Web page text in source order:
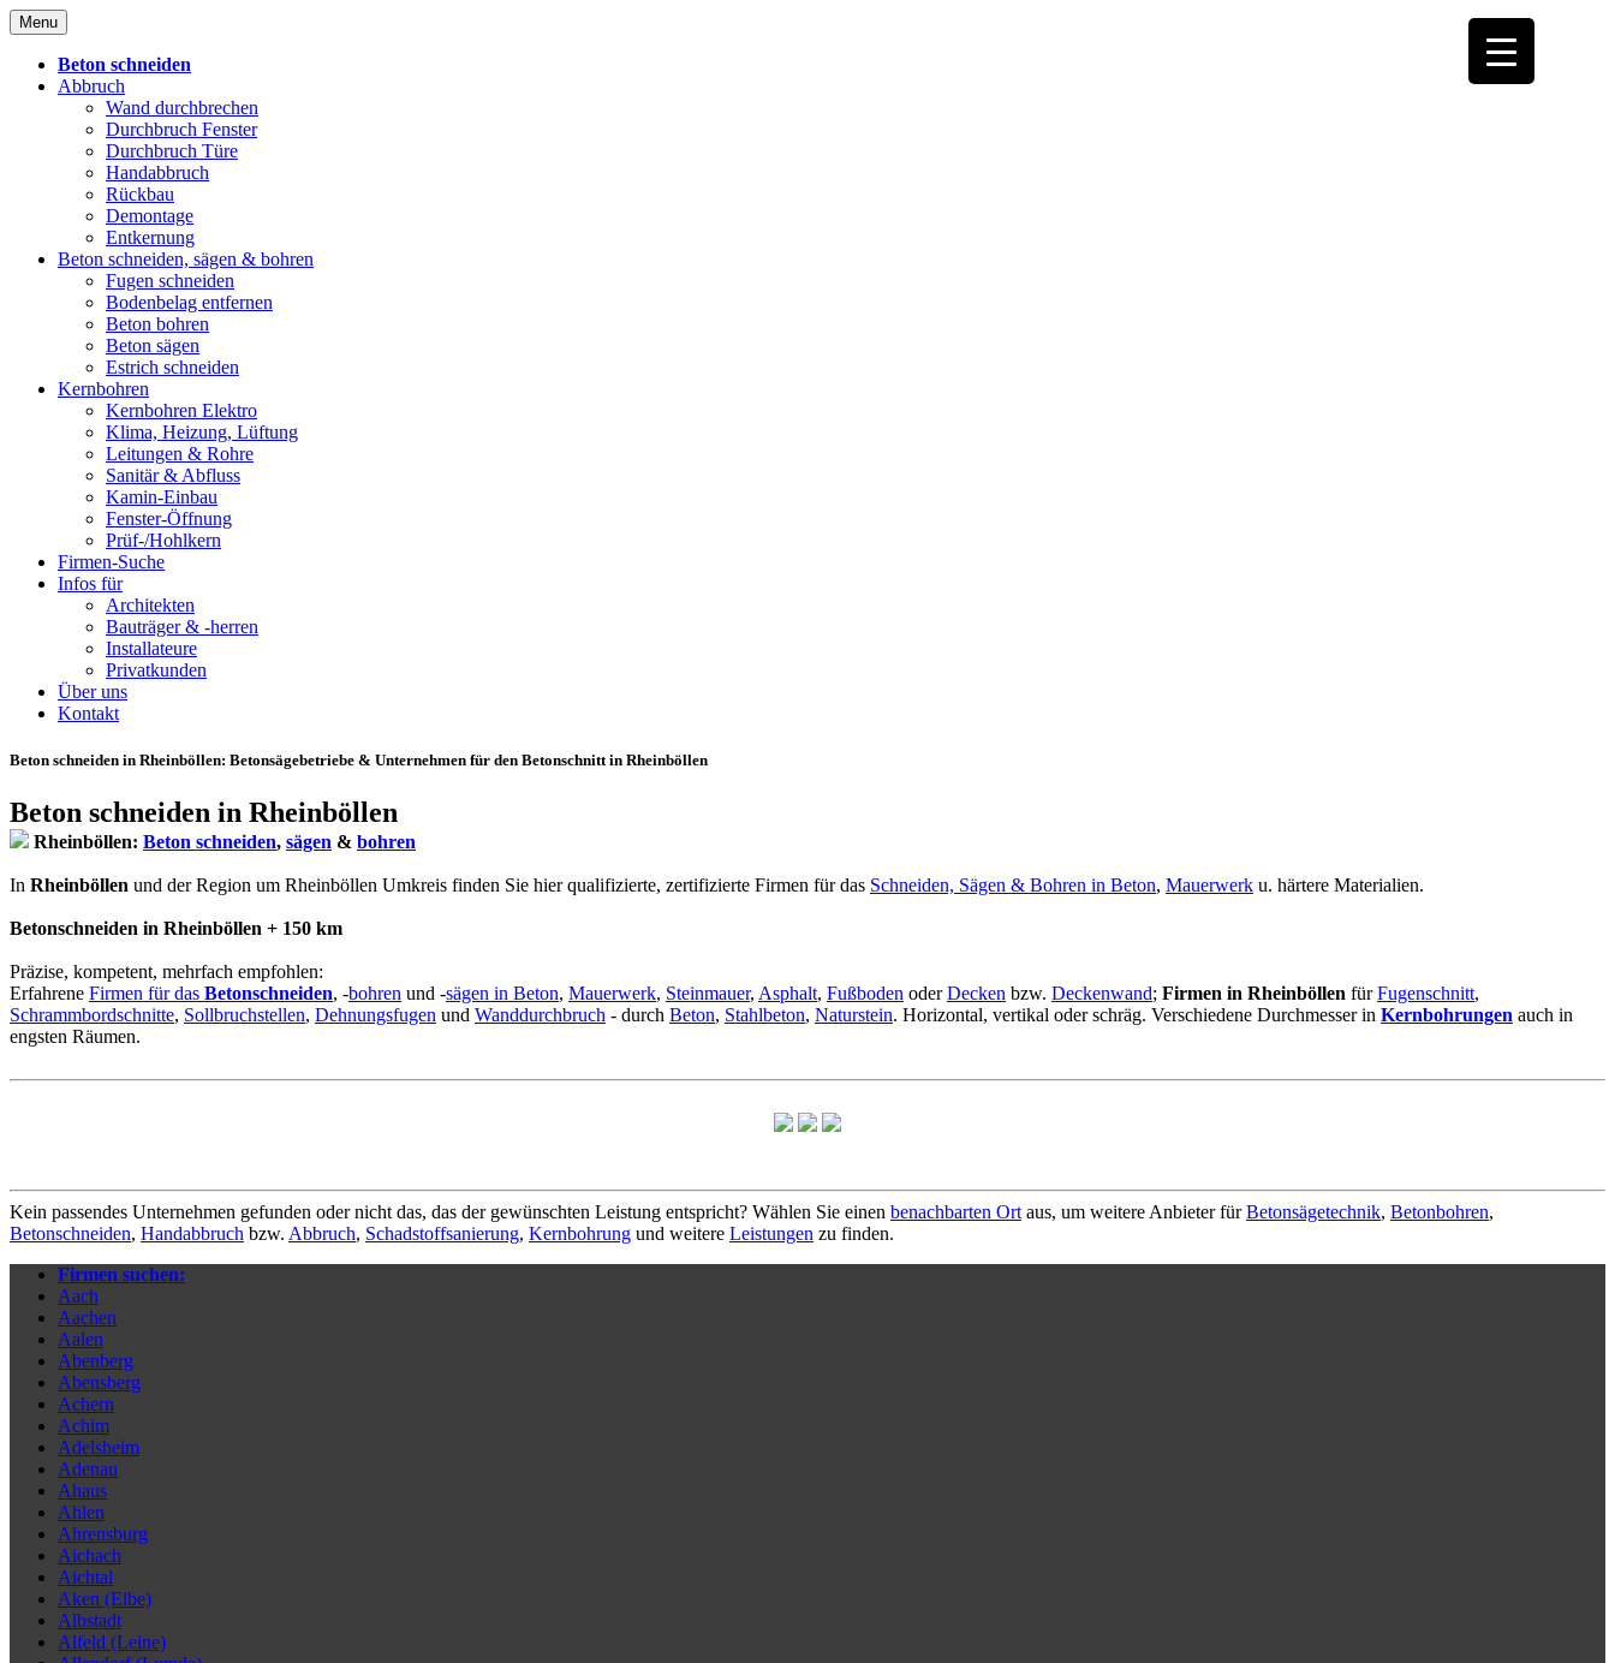
Skip
to
content
Menu
Beton schneiden
Abbruch
Wand durchbrechen
Durchbruch Fenster
Durchbruch Türe
Handabbruch
Rückbau
Demontage
Entkernung
Beton schneiden, sägen & bohren
Fugen schneiden
Bodenbelag entfernen
Beton bohren
Beton sägen
Estrich schneiden
Kernbohren
Kernbohren Elektro
Klima, Heizung, Lüftung
Leitungen & Rohre
Sanitär & Abfluss
Kamin-Einbau
Fenster-Öffnung
Prüf-/Hohlkern
Firmen-Suche
Infos für
Architekten
Bauträger & -herren
Installateure
Privatkunden
Über uns
Kontakt
Beton schneiden in Rheinböllen: Betonsägebetriebe & Unternehmen für den Betonschnitt in Rheinböllen
Beton schneiden in Rheinböllen
Rheinböllen: Beton schneiden, sägen & bohren
In Rheinböllen und der Region um Rheinböllen Umkreis finden Sie hier qualifizierte, zertifizierte Firmen für das Schneiden, Sägen & Bohren in Beton, Mauerwerk u. härtere Materialien.
Betonschneiden in Rheinböllen + 150 km
Präzise, kompetent, mehrfach empfohlen:
Erfahrene Firmen für das Betonschneiden, -bohren und -sägen in Beton, Mauerwerk, Steinmauer, Asphalt, Fußboden oderDecken bzw. Deckenwand; Firmen in Rheinböllen fürFugenschnitt,
Schrammbordschnitte, Sollbruchstellen, Dehnungsfugen und Wanddurchbruch - durch Beton, Stahlbeton, Naturstein. Horizontal, vertikal oder schräg. Verschiedene Durchmesser in Kernbohrungen auch in
engsten Räumen.
Kein passendes Unternehmen gefunden oder nicht das, das der gewünschten Leistung entspricht? Wählen Sie einen benachbarten Ort aus, um weitere Anbieter fürBetonsägetechnik, Betonbohren,
Betonschneiden, Handabbruch bzw. Abbruch, Schadstoffsanierung, Kernbohrung und weitere Leistungen zu finden.
Firmen suchen:
Aach
Aachen
Aalen
Abenberg
Abensberg
Achern
Achim
Adelsheim
Adenau
Ahaus
Ahlen
Ahrensburg
Aichach
Aichtal
Aken (Elbe)
Albstadt
Alfeld (Leine)